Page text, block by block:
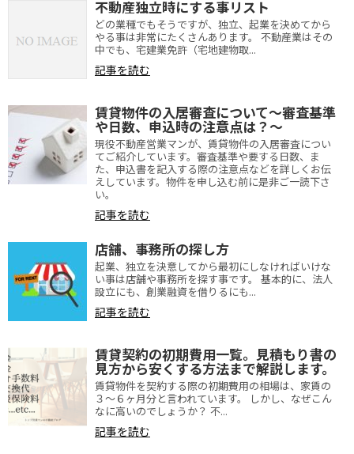
不動産独立時にする事リスト
どの業種でもそうですが、独立、起業を決めてから
やる事は非常にたくさんあります。 不動産業はその
中でも、宅建業免許（宅地建物取...
記事を読む
賃貸物件の入居審査について～審査基準
や日数、申込時の注意点は？～
現役不動産営業マンが、賃貸物件の入居審査につい
てご紹介しています。審査基準や要する日数、ま
た、申込書を記入する際の注意点などを詳しくお伝
えしています。物件を申し込む前に是非ご一読下さ
い。
記事を読む
店舗、事務所の探し方
起業、独立を決意してから最初にしなければいけな
い事は店舗や事務所を探す事です。 基本的に、法人
設立にも、創業融資を借りるにも...
記事を読む
賃貸契約の初期費用一覧。見積もり書の
見方から安くする方法まで解説します。
賃貸物件を契約する際の初期費用の相場は、家賃の
３～６ヶ月分と言われています。 しかし、なぜこん
なに高いのでしょうか？ 不...
記事を読む